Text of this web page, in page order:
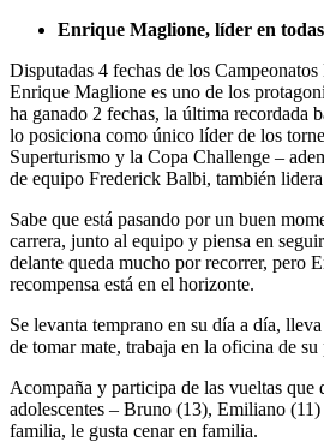
Enrique Maglione, líder en
Disputadas 4 fechas de los
Enrique Maglione es uno de los
ha ganado 2 fechas, la última recordada
lo posiciona como único líder de los
Superturismo y la Copa Challenge –
de equipo Frederick Balbi, también
Sabe que está pasando por un buen
carrera, junto al equipo y piensa en
delante queda mucho por recorrer, pero
recompensa está en el horizonte.
Se levanta temprano en su día a día,
de tomar mate, trabaja en la oficina de su
Acompaña y participa de las vueltas que
adolescentes – Bruno (13), Emiliano
familia, le gusta cenar en familia.